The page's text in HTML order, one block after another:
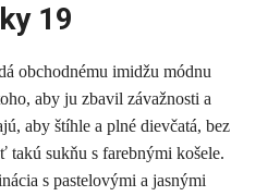
19
obchodnému imidžu módnu
aby ju zbavil závažnosti a
aby štíhle a plné dievčatá, bez
sukňu s farebnými košele.
s pastelovými a jasnými